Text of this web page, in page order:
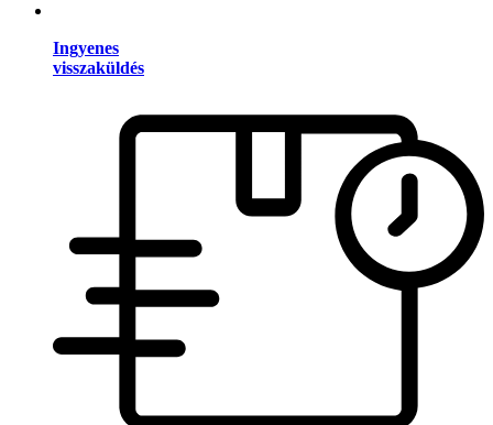
Ingyenes
visszaküldés